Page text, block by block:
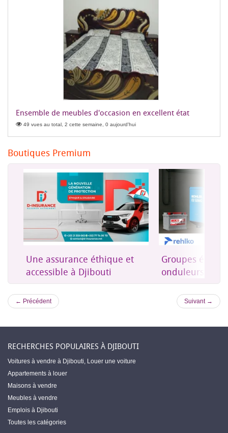
Ensemble de meubles d'occasion en excellent état
49 vues au total, 2 cette semaine, 0 aujourd'hui
Boutiques Premium
Une assurance éthique et
accessible à Djibouti
Groupes
onduleurs et
← Précédent Suivant →
RECHERCHES POPULAIRES À DJIBOUTI
Voitures à vendre à Djibouti, Louer une voiture
Appartements à louer
Maisons à vendre
Meubles à vendre
Emplois à Djibouti
Toutes les catégories